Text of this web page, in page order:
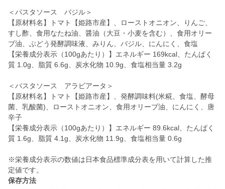
＜パスタソース バジル＞
【原材料名】トマト【姫路市産】、ローストオニオン、りんご、
すし酢、食用なたね油、醤油（大豆・小麦を含む）、食用オリー
ブ油、ぶどう発酵調味液、みりん、バジル、にんにく、食塩
【栄養成分表示（100gあたり）】エネルギー 169kcal、たんぱく
質 1.0g、脂質 6.6g、炭水化物 10.9g、食塩相当量 3.2g
＜パスタソース アラビアータ＞
【原材料名】トマト【姫路市産】、発酵調味料(米糀、食塩、酵母
菌、乳酸菌)、ローストオニオン、食用オリーブ油、にんにく、唐
辛子
【栄養成分表示（100gあたり）】エネルギー 89.6kcal、たんぱく
質 1.6g、脂質 4.1g、炭水化物 11.9g、食塩相当量 0.6g
※栄養成分表示の数値は日本食品標準成分表を用いて計算した推
定値です。
保存方法